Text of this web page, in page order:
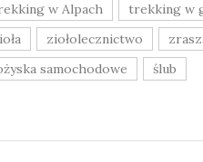
w Alpach
trekking w
ziołolecznictwo
samochodowe
ślub